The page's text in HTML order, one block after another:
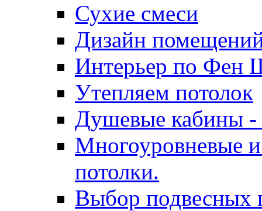
Сухие смеси
Дизайн
Интерьер по Фен
Утепляем потолок
Душевые кабины -
Многоуровневые
потолки.
Выбор подвесных